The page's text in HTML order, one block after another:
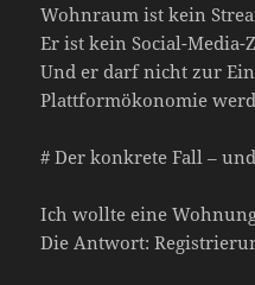
Wohnraum ist kein
Er ist kein Social-Media-
Und er darf nicht zur
Plattformökonomie
# Der konkrete Fall –
Ich wollte eine
Die Antwort: